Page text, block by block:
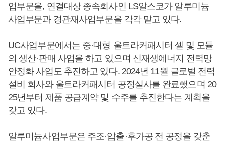
업부문을, 연결대상 종속회사인 LS알스코가 알루미늄
사업부문과 경관재사업부문을 각각 맡고 있다.
UC사업부문에서는 중·대형 울트라커패시터 셀 및 모듈
의 생산·판매 사업을 하고 있으며 신재생에너지 전력망
안정화 사업도 추진하고 있다. 2024년 11월 글로벌 전력
설비 회사와 울트라커패시터 공정실사를 완료했으며 20
25년부터 제품 공급계약 및 수주를 추진한다는 계획을
갖고 있다.
알루미늄사업부문은 주조·압출·후가공 전 공정을 갖춘